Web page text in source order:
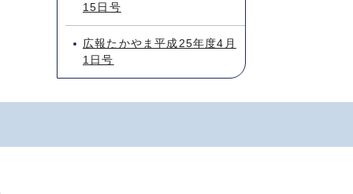
15日号
広報たかやま平成25年度4月
1日号